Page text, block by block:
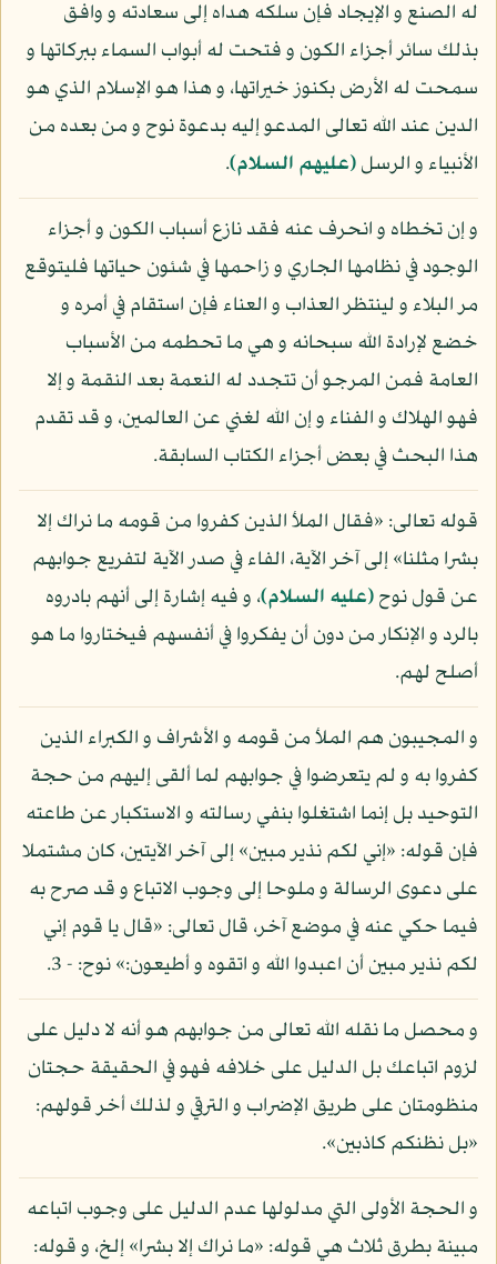
له الصنع و الإيجاد فإن سلكه هداه إلى سعادته و وافق
بذلك سائر أجزاء الكون و فتحت له أبواب السماء ببركاتها و
سمحت له الأرض بكنوز خيراتها، و هذا هو الإسلام الذي هو
الدين عند الله تعالى المدعو إليه بدعوة نوح و من بعده من
الأنبياء و الرسل(عليهم السلام).
و إن تخطاه و انحرف عنه فقد نازع أسباب الكون و أجزاء
الوجود في نظامها الجاري و زاحمها في شئون حياتها فليتوقع
مر البلاء و لينتظر العذاب و العناء فإن استقام في أمره و
خضع لإرادة الله سبحانه و هي ما تحطمه من الأسباب
العامة فمن المرجو أن تتجدد له النعمة بعد النقمة و إلا
فهو الهلاك و الفناء و إن الله لغني عن العالمين، و قد تقدم
هذا البحث في بعض أجزاء الكتاب السابقة.
قوله تعالى: «فقال الملأ الذين كفروا من قومه ما نراك إلا
بشرا مثلنا» إلى آخر الآية، الفاء في صدر الآية لتفريع جوابهم
عن قول نوح(عليه السلام)، و فيه إشارة إلى أنهم بادروه
بالرد و الإنكار من دون أن يفكروا في أنفسهم فيختاروا ما هو
أصلح لهم.
و المجيبون هم الملأ من قومه و الأشراف و الكبراء الذين
كفروا به و لم يتعرضوا في جوابهم لما ألقى إليهم من حجة
التوحيد بل إنما اشتغلوا بنفي رسالته و الاستكبار عن طاعته
فإن قوله: «إني لكم نذير مبين» إلى آخر الآيتين، كان مشتملا
على دعوى الرسالة و ملوحا إلى وجوب الاتباع و قد صرح به
فيما حكي عنه في موضع آخر، قال تعالى: «قال يا قوم إني
لكم نذير مبين أن اعبدوا الله و اتقوه و أطيعون:» نوح: - 3.
و محصل ما نقله الله تعالى من جوابهم هو أنه لا دليل على
لزوم اتباعك بل الدليل على خلافه فهو في الحقيقة حجتان
منظومتان على طريق الإضراب و الترقي و لذلك أخر قولهم:
«بل نظنكم كاذبين».
و الحجة الأولى التي مدلولها عدم الدليل على وجوب اتباعه
مبينة بطرق ثلاث هي قوله: «ما نراك إلا بشرا» إلخ، و قوله: